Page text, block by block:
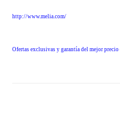
http://www.melia.com/
Ofertas exclusivas y garantía del mejor